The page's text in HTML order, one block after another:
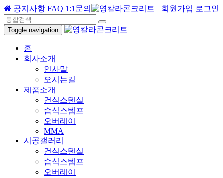
공지사항 FAQ 1:1문의 회원가입 로그인
Toggle navigation
홈
회사소개
인사말
오시는길
제품소개
건식스텐실
습식스템프
오버레이
MMA
시공갤러리
건식스텐실
습식스템프
오버레이